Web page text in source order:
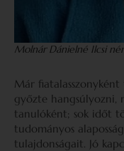
Molnár Dánielné Ilcsi
Már
győzte hangsúlyozni,
tanulóként; sok időt
tudományos
tulajdonságait. Jó